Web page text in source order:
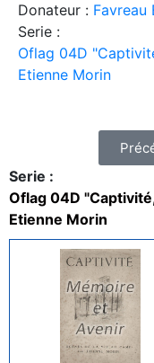
Donateur : Favreau
Serie :
Oflag 04D
Etienne Morin
Serie :
Oflag 04D
Etienne Morin